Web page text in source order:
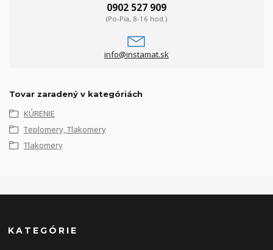
0902 527 909
(Po-Pia, 8-16 hod.)
info@instamat.sk
Tovar zaradený v kategóriách
KÚRENIE
Teplomery, Tlakomery
Tlakomery
KATEGÓRIE